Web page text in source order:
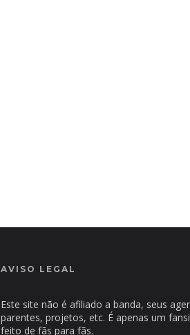
AVISO LEGAL
Este site não é afiliado a banda, seus
parentes, projetos, etc. É apenas um
feito de fãs para fãs.